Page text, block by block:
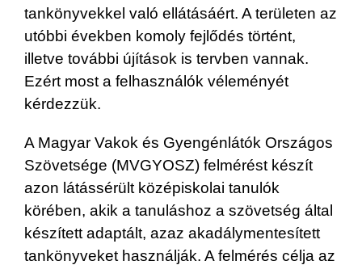
tankönyvekkel való ellátásáért. A területen az
utóbbi években komoly fejlődés történt,
illetve további újítások is tervben vannak.
Ezért most a felhasználók véleményét
kérdezzük.
A Magyar Vakok és Gyengénlátók Országos
Szövetsége (MVGYOSZ) felmérést készít
azon látássérült középiskolai tanulók
körében, akik a tanuláshoz a szövetség által
készített adaptált, azaz akadálymentesített
tankönyveket használják. A felmérés célja az